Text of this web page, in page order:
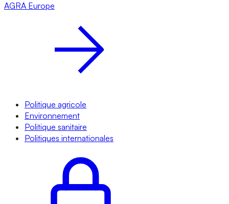
AGRA Europe
Politique agricole
Environnement
Politique sanitaire
Politiques internationales